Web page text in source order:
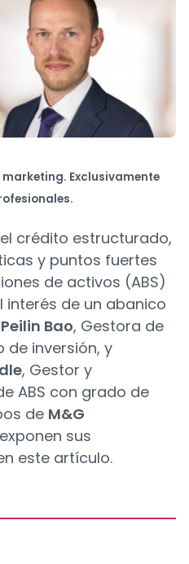
Exclusivamente
crédito estructurado,
y puntos fuertes
de activos (ABS)
interés de un abanico
Peilin Bao, Gestora de
de inversión, y
, Gestor y
ABS con grado de
de M&G
sus
este artículo.